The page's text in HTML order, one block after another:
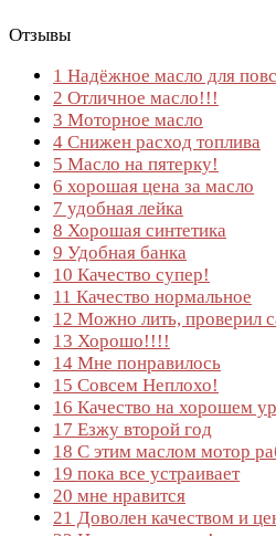
Отзывы
1 Надёжное масло для
2 Отличное масло!!!
3 Моторное масло
4 Снижен расход топлива
5 Масло на пятерку!
6 хорошая цена за масло
7 удобная лейка
8 Хорошая синтетика
9 Удобная банка
10 Качество супер!
11 Качество нормальное
12 Можно лить, проверил
13 Хорошо!!!!
14 Мне понравилось
15 Совсем Неплохо!
16 Качество на хорошем
17 Езжу второй год
18 С этим маслом мотор
19 пока все устраивает
20 мне нравится
21 Доволен качеством и